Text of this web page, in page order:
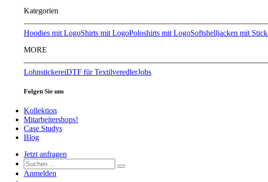
Kategorien
Hoodies mit LogoShirts mit LogoPoloshirts mit LogoSoftshelljacken mit Stick
MORE
LohnstickereiDTF für TextilveredlerJobs
Folgen Sie uns
Kollektion
Mitarbeitershops!
Case Studys
Blog
Jetzt anfragen
Anmelden